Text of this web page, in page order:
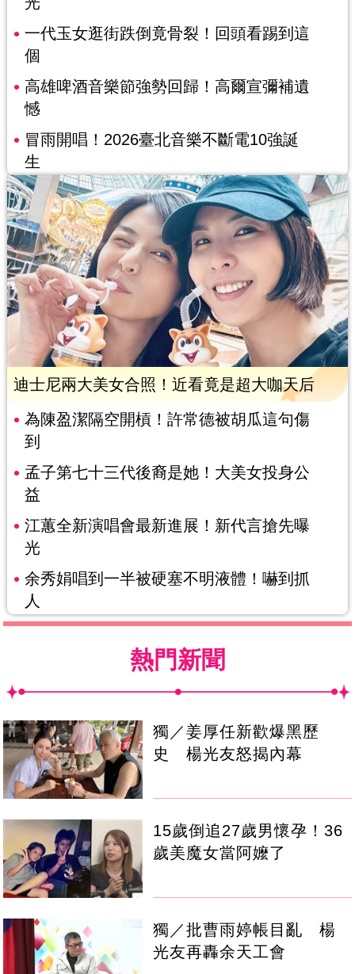
一代玉女逛街跌倒竟骨裂！回頭看踢到這
個
高雄啤酒音樂節強勢回歸！高爾宣彌補遺
憾
冒雨開唱！2026臺北音樂不斷電10強誕
生
迪士尼兩大美女合照！近看竟是超大咖天后
為陳盈潔隔空開槓！許常德被胡瓜這句傷
到
孟子第七十三代後裔是她！大美女投身公
益
江蕙全新演唱會最新進展！新代言搶先曝
光
余秀娟唱到一半被硬塞不明液體！嚇到抓
人
熱門新聞
獨／姜厚任新歡爆黑歷
史 楊光友怒揭內幕
15歲倒追27歲男懷孕！36
歲美魔女當阿嬤了
獨／批曹雨婷帳目亂 楊
光友再轟余天工會